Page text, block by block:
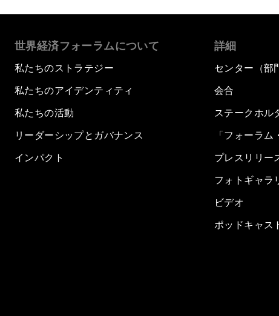
世界経済フォーラムについて
私たちのストラテジー
私たちのアイデンティティ
私たちの活動
リーダーシップとガバナンス
インパクト
詳細
センター（部
会合
ステークホル
「フォーラム
プレスリリー
フォトギャラ
ビデオ
ポッドキャス